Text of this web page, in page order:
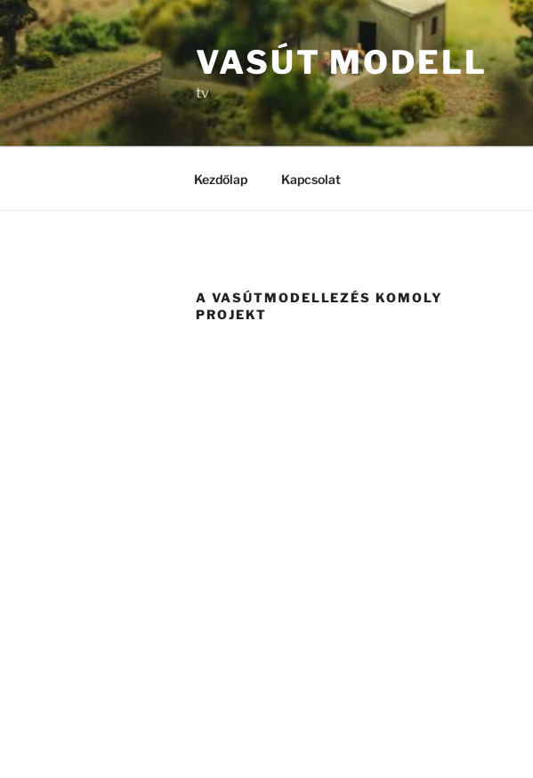
Tartalomhoz
VASÚT MODELL
tv
Kezdőlap Kapcsolat
A VASÚTMODELLEZÉS KOMOLY
PROJEKT